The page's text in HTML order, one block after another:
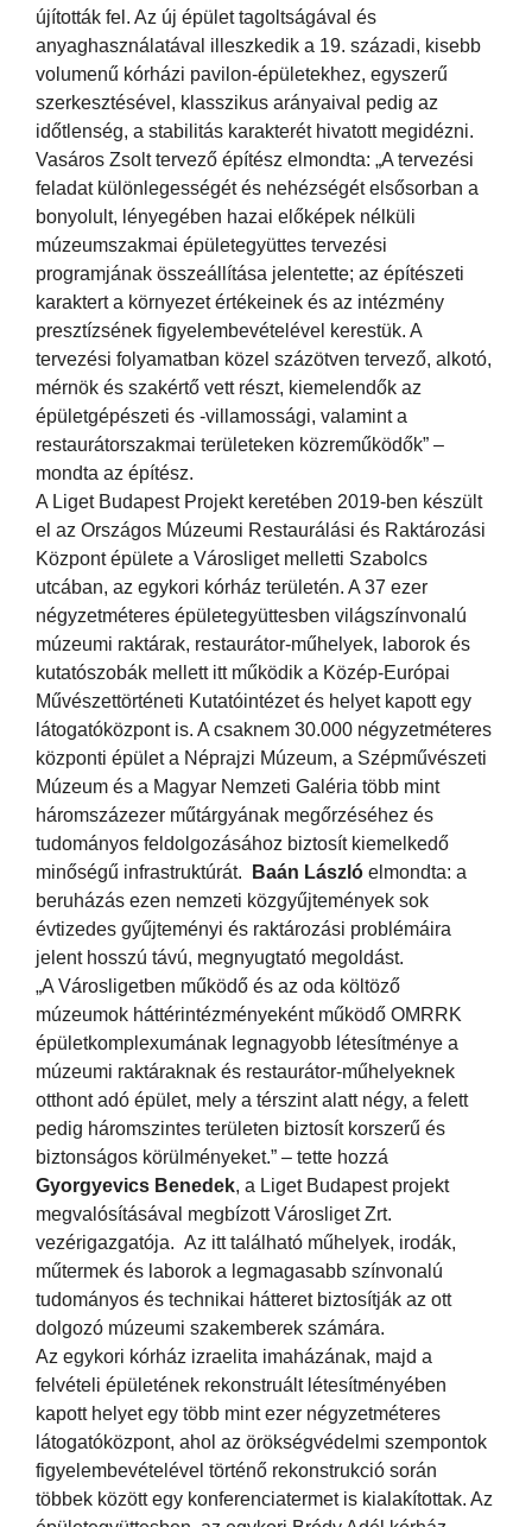
újították fel. Az új épület tagoltságával és
anyaghasználatával illeszkedik a 19. századi, kisebb
volumenű kórházi pavilon-épületekhez, egyszerű
szerkesztésével, klasszikus arányaival pedig az
időtlenség, a stabilitás karakterét hivatott megidézni.
Vasáros Zsolt tervező építész elmondta: „A tervezési
feladat különlegességét és nehézségét elsősorban a
bonyolult, lényegében hazai előképek nélküli
múzeumszakmai épületegyüttes tervezési
programjának összeállítása jelentette; az építészeti
karaktert a környezet értékeinek és az intézmény
presztízsének figyelembevételével kerestük. A
tervezési folyamatban közel százötven tervező, alkotó,
mérnök és szakértő vett részt, kiemelendők az
épületgépészeti és -villamossági, valamint a
restaurátorszakmai területeken közreműködők” –
mondta az építész.
A Liget Budapest Projekt keretében 2019-ben készült
el az Országos Múzeumi Restaurálási és Raktározási
Központ épülete a Városliget melletti Szabolcs
utcában, az egykori kórház területén. A 37 ezer
négyzetméteres épületegyüttesben világszínvonalú
múzeumi raktárak, restaurátor-műhelyek, laborok és
kutatószobák mellett itt működik a Közép-Európai
Művészettörténeti Kutatóintézet és helyet kapott egy
látogatóközpont is. A csaknem 30.000 négyzetméteres
központi épület a Néprajzi Múzeum, a Szépművészeti
Múzeum és a Magyar Nemzeti Galéria több mint
háromszázezer műtárgyának megőrzéséhez és
tudományos feldolgozásához biztosít kiemelkedő
minőségű infrastruktúrát.
Baán László elmondta: a
beruházás ezen nemzeti közgyűjtemények sok
évtizedes gyűjteményi és raktározási problémáira
jelent hosszú távú, megnyugtató megoldást.
„A Városligetben működő és az oda költöző
múzeumok háttérintézményeként működő OMRRK
épületkomplexumának legnagyobb létesítménye a
múzeumi raktáraknak és restaurátor-műhelyeknek
otthont adó épület, mely a térszint alatt négy, a felett
pedig háromszintes területen biztosít korszerű és
biztonságos körülményeket.” – tette hozzá
Gyorgyevics Benedek, a Liget Budapest projekt
megvalósításával megbízott Városliget Zrt.
vezérigazgatója. Az itt található műhelyek, irodák,
műtermek és laborok a legmagasabb színvonalú
tudományos és technikai hátteret biztosítják az ott
dolgozó múzeumi szakemberek számára.
Az egykori kórház izraelita imaházának, majd a
felvételi épületének rekonstruált létesítményében
kapott helyet egy több mint ezer négyzetméteres
látogatóközpont, ahol az örökségvédelmi szempontok
figyelembevételével történő rekonstrukció során
többek között egy konferenciatermet is kialakítottak. Az